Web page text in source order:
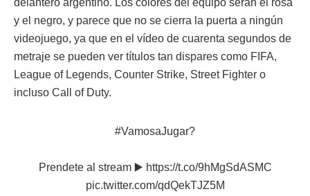
y el negro, y parece que no se cierra la puerta a ningún
videojuego, ya que en el vídeo de cuarenta segundos de
metraje se pueden ver títulos tan dispares como FIFA,
League of Legends, Counter Strike, Street Fighter o
incluso Call of Duty.
#VamosaJugar?
Prendete al stream ▶️ https://t.co/9hMgSdASMC
pic.twitter.com/qdQekTJZ5M